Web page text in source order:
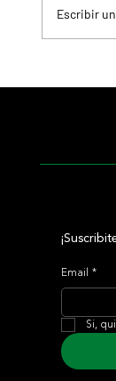
Escribir
Email *
Si,